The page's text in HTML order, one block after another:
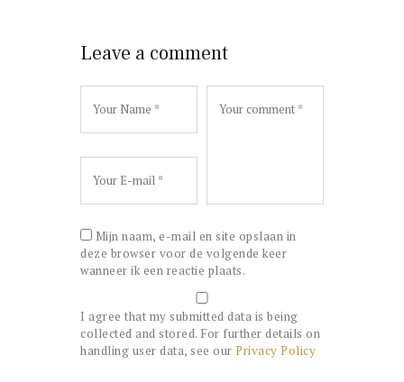
Leave a comment
Mijn naam, e-mail en site opslaan in
deze browser voor de volgende keer
wanneer ik een reactie plaats.
I agree that my submitted data is being
collected and stored. For further details on
handling user data, see our Privacy Policy